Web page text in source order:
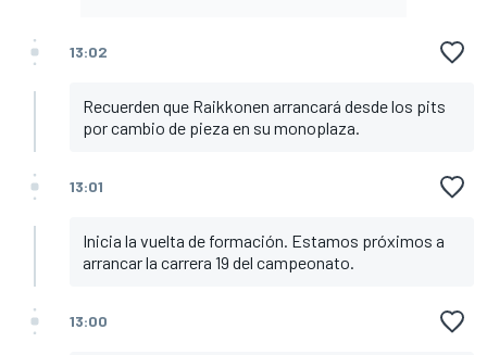
13:02
Recuerden que Raikkonen arrancará desde los pits
por cambio de pieza en su monoplaza.
13:01
Inicia la vuelta de formación. Estamos próximos a
arrancar la carrera 19 del campeonato.
13:00